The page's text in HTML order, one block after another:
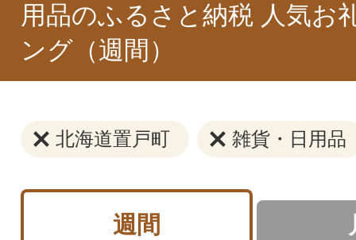
用品のふるさと納税 人気お
ング（週間）
北海道置戸町 雑貨・日用品
週間